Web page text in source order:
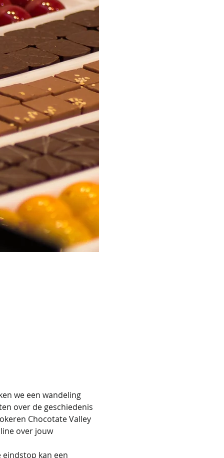
we een wandeling
over de geschiedenis
Chocotate Valley
over jouw
eindstop kan een